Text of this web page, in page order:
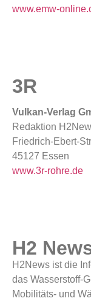
www.emw-
3R
Vulkan-Verlag
Redaktion
Friedrich-Ebert-
45127 Essen
www.3r-rohre.de
H2
H2News ist die
das Wasserstoff-
Mobilitäts- und